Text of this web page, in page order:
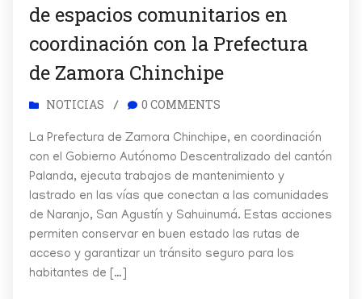
de espacios comunitarios en
coordinación con la Prefectura
de Zamora Chinchipe
NOTICIAS / 0 COMMENTS
La Prefectura de Zamora Chinchipe, en coordinación
con el Gobierno Autónomo Descentralizado del cantón
Palanda, ejecuta trabajos de mantenimiento y
lastrado en las vías que conectan a las comunidades
de Naranjo, San Agustín y Sahuinumá. Estas acciones
permiten conservar en buen estado las rutas de
acceso y garantizar un tránsito seguro para los
habitantes de […]